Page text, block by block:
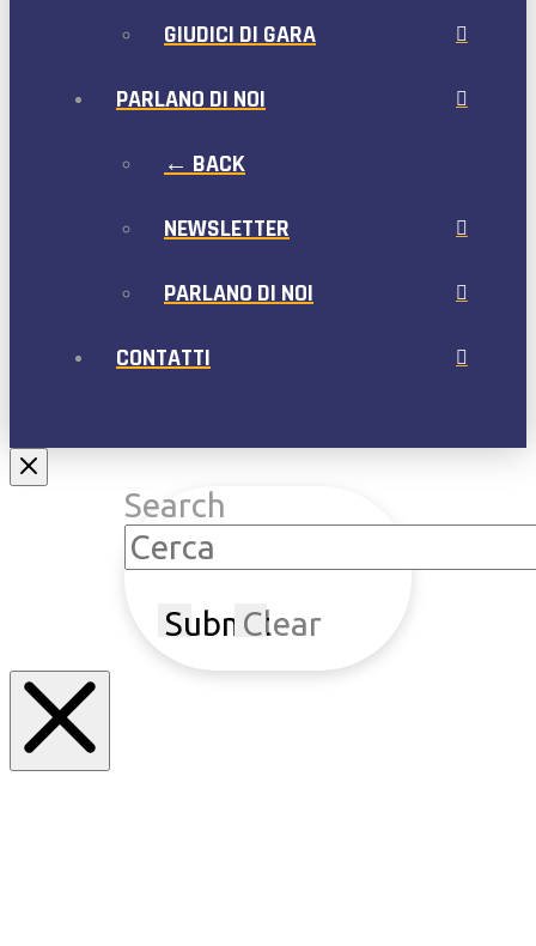
GIUDICI DI GARA
PARLANO DI NOI
← BACK
NEWSLETTER
PARLANO DI NOI
CONTATTI
Search
SubmitClear